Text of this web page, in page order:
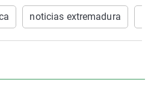
noticias extremadura